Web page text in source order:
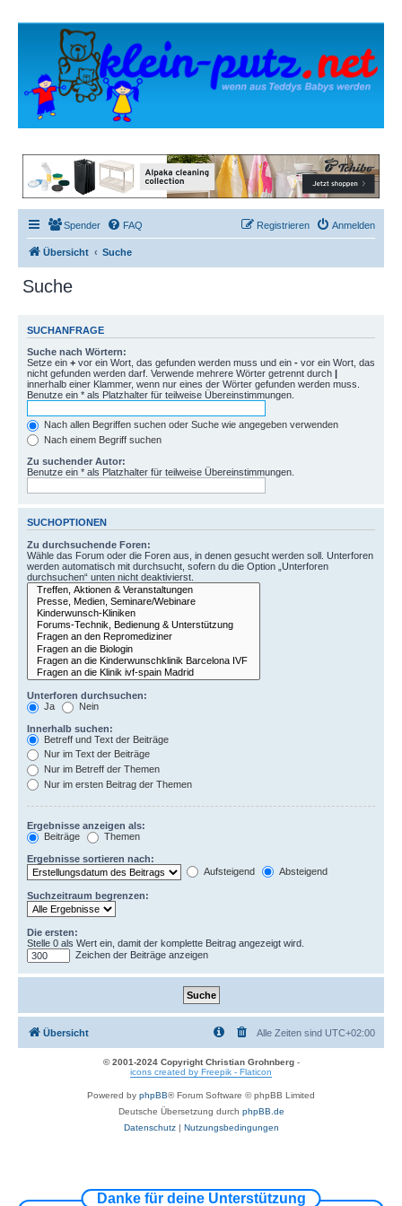
Spender FAQ Anmelden
Registrieren
Übersicht Suche
Suche
SUCHANFRAGE
Suche nach Wörtern:
Setze ein + vor ein Wort, das gefunden werden muss und ein - vor ein Wort, das
nicht gefunden werden darf. Verwende mehrere Wörter getrennt durch |
innerhalb einer Klammer, wenn nur eines der Wörter gefunden werden muss.
Benutze ein * als Platzhalter für teilweise Übereinstimmungen.
Nach allen Begriffen suchen oder Suche wie angegeben verwenden
Nach einem Begriff suchen
Zu suchender Autor:
Benutze ein * als Platzhalter für teilweise Übereinstimmungen.
SUCHOPTIONEN
Zu durchsuchende Foren:
Wähle das Forum oder die Foren aus, in denen gesucht werden soll. Unterforen
werden automatisch mit durchsucht, sofern du die Option „Unterforen
durchsuchen“ unten nicht deaktivierst.
Unterforen durchsuchen:
Ja
Nein
Innerhalb suchen:
Betreff und Text der Beiträge
Nur im Text der Beiträge
Nur im Betreff der Themen
Nur im ersten Beitrag der Themen
Ergebnisse anzeigen als:
Beiträge
Themen
Ergebnisse sortieren nach:
Aufsteigend
Absteigend
Suchzeitraum begrenzen:
Die ersten:
Stelle 0 als Wert ein, damit der komplette Beitrag angezeigt wird.
Zeichen der Beiträge anzeigen
Übersicht Alle Zeiten sind UTC+02:00
© 2001-2024 Copyright Christian Grohnberg-
icons created by Freepik - Flaticon
Powered by phpBB® Forum Software © phpBB Limited
Deutsche Übersetzung durch phpBB.de
Datenschutz| Nutzungsbedingungen
Danke für deine Unterstützung